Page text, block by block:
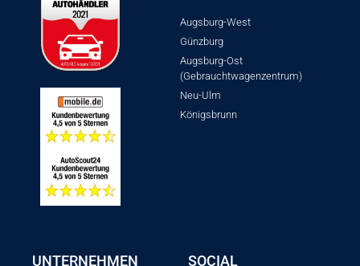
Augsburg-West
Günzburg
Augsburg-Ost
(Gebrauchtwagenzentrum)
Neu-Ulm
Königsbrunn
UNTERNEHMEN SOCIAL